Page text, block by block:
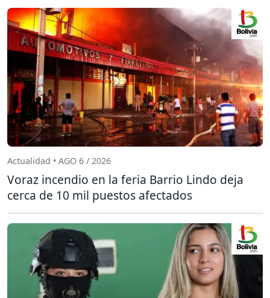
Actualidad • AGO 6 / 2026
Voraz incendio en la feria Barrio Lindo deja
cerca de 10 mil puestos afectados